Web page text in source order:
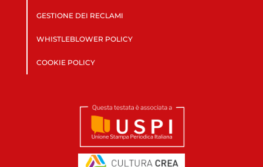
GESTIONE DEI RECLAMI
WHISTLEBLOWER POLICY
COOKIE POLICY